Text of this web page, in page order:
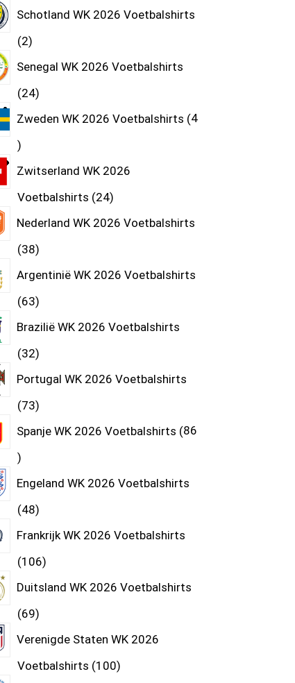
Schotland WK 2026 Voetbalshirts
2
Senegal WK 2026 Voetbalshirts
24
Zweden WK 2026 Voetbalshirts 4
Zwitserland WK 2026
Voetbalshirts 24
Nederland WK 2026 Voetbalshirts
38
Argentinië WK 2026 Voetbalshirts
63
Brazilië WK 2026 Voetbalshirts
32
Portugal WK 2026 Voetbalshirts
73
Spanje WK 2026 Voetbalshirts 86
Engeland WK 2026 Voetbalshirts
48
Frankrijk WK 2026 Voetbalshirts
106
Duitsland WK 2026 Voetbalshirts
69
Verenigde Staten WK 2026
Voetbalshirts 100